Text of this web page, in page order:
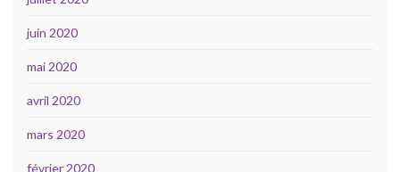
juin 2020
mai 2020
avril 2020
mars 2020
février 2020